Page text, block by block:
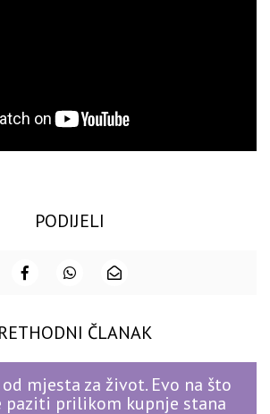
PODIJELI
ČLANAK
mjesta za život. Evo na što
paziti prilikom kupnje stana